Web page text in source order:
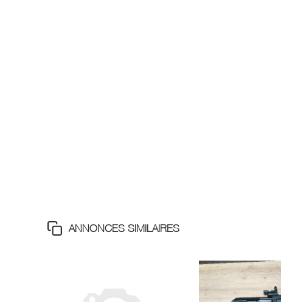
ANNONCES SIMILAIRES